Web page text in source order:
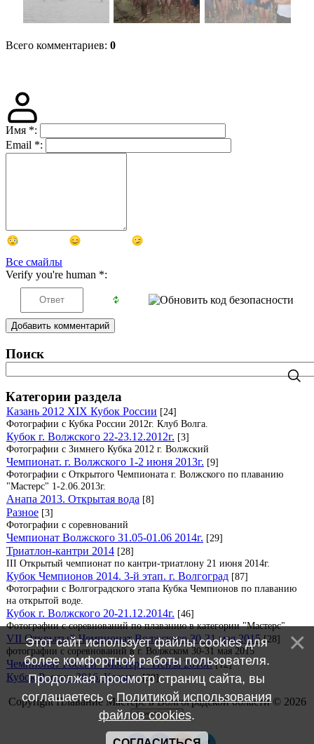
Всего комментариев: 0
Имя *:
Email *:
Все смайлы
Verify you're human *:
Добавить комментарий
Поиск
Категории раздела
Казань 2012 XIX Кубок России [24]
Фотографии с Кубка России 2012г. Клуб Волга.
Кубок г. Волжского 22-23.12.2012г. [3]
Фотографии с Зимнего Кубка 2012 г. Волжский
Чемпионат. г. Волжского 1-2 июня 2013г. [9]
Фотографии с Открытого Чемпионата г. Волжского по плаванию
"Мастерс" 1-2.06.2013г.
Анапа 2013. Открытая вода [8]
Разное [3]
Фотографии с соревнований
Чемпионат Волжского 31.05-01.06 2014г. [29]
Триатлон-кантри 2014 [28]
III Открытый чемпионат по кантри-триатлону 21 июня 2014г.
Кубок Чемпионов 2014. 3-й этап. г. Волгоград [87]
Фотографии с Волгоградского этапа Кубка Чемпионов по плаванию
на открытой воде.
Кубок г. Волжского 20-21.12.2014г. [46]
Фотографии с соревнований по плаванию в категории "Мастерс"
VII Открытый Чемпионат Волжского 30-31 мая 2015 [28]
фотографии с соревнований в г. Волжском 30-31 мая 2015
Чемпионат России "Мастерс" Пенза 2016г. [12]
Кубок России 2016. Казань. [38]
Copyright Плавание Мастерс в Волгоградской области © 2026
Этот сайт использует файлы cookies для
более комфортной работы пользователя.
Продолжая просмотр страниц сайта, вы
соглашаетесь сПолитикой использования
файлов cookies.